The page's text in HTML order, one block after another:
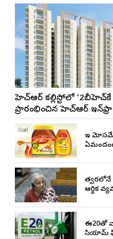
జీహెచ్ఆర్ కల్లిస్టోలో
ప్రారంభించిన జీహెచ్ఆర్ ఇన్‌ఫ్రా
ఇది
త్వరలోనే
ఆర్థిక
ఈ20తో
సియామ్